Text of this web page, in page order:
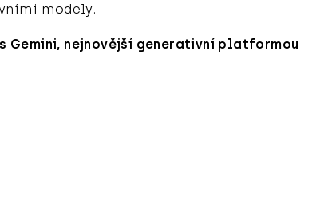
modely.
Gemini, nejnovější generativní platformou